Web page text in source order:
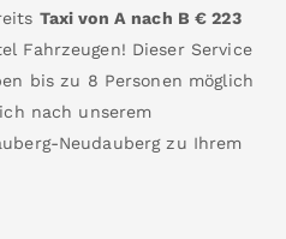
Taxi von A nach B €223
Fahrzeugen! Dieser Service
bis zu 8 Personen möglich
nach unserem
Neudauberg zu Ihrem